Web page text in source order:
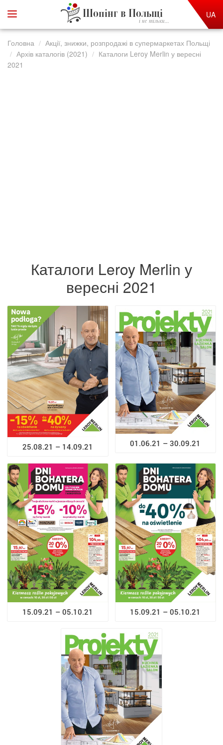
Шопінг в Польщі
і не тільки...
UA
Головна
Акції, знижки, розпродажі в супермаркетах Польщі
Архів каталогів (2021)
Каталоги Leroy Merlin у вересні
2021
Каталоги Leroy Merlin у
вересні 2021
25.08.21 – 14.09.21 01.06.21 – 30.09.21
15.09.21 – 05.10.21 15.09.21 – 05.10.21